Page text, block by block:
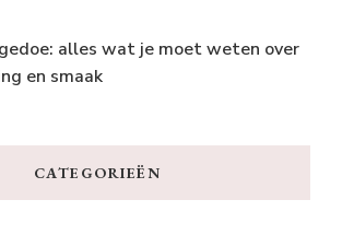
alles wat je moet weten over
en smaak
CATEGORIEËN